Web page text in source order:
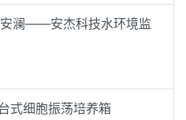
澜——安杰科技水环境监
式细胞振荡培养箱